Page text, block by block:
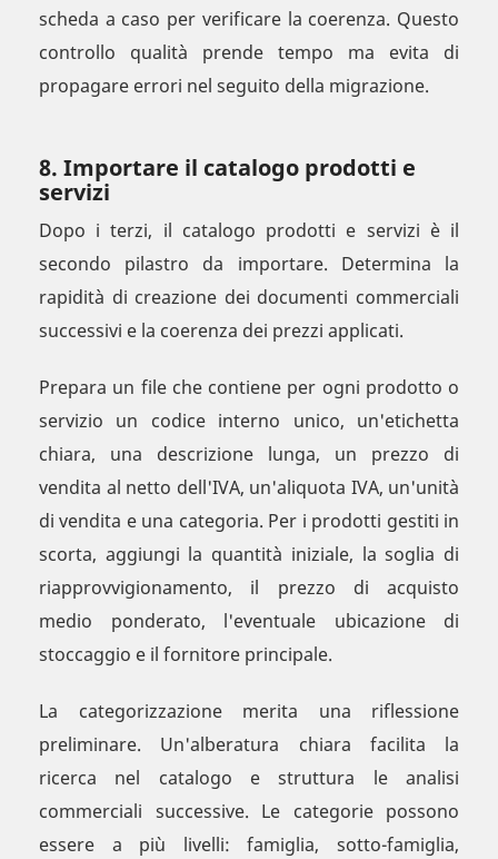
scheda a caso per verificare la coerenza. Questo
controllo qualità prende tempo ma evita di
propagare errori nel seguito della migrazione.
8. Importare il catalogo prodotti e
servizi
Dopo i terzi, il catalogo prodotti e servizi è il
secondo pilastro da importare. Determina la
rapidità di creazione dei documenti commerciali
successivi e la coerenza dei prezzi applicati.
Prepara un file che contiene per ogni prodotto o
servizio un codice interno unico, un'etichetta
chiara, una descrizione lunga, un prezzo di
vendita al netto dell'IVA, un'aliquota IVA, un'unità
di vendita e una categoria. Per i prodotti gestiti in
scorta, aggiungi la quantità iniziale, la soglia di
riapprovvigionamento, il prezzo di acquisto
medio ponderato, l'eventuale ubicazione di
stoccaggio e il fornitore principale.
La categorizzazione merita una riflessione
preliminare. Un'alberatura chiara facilita la
ricerca nel catalogo e struttura le analisi
commerciali successive. Le categorie possono
essere a più livelli: famiglia, sotto-famiglia,